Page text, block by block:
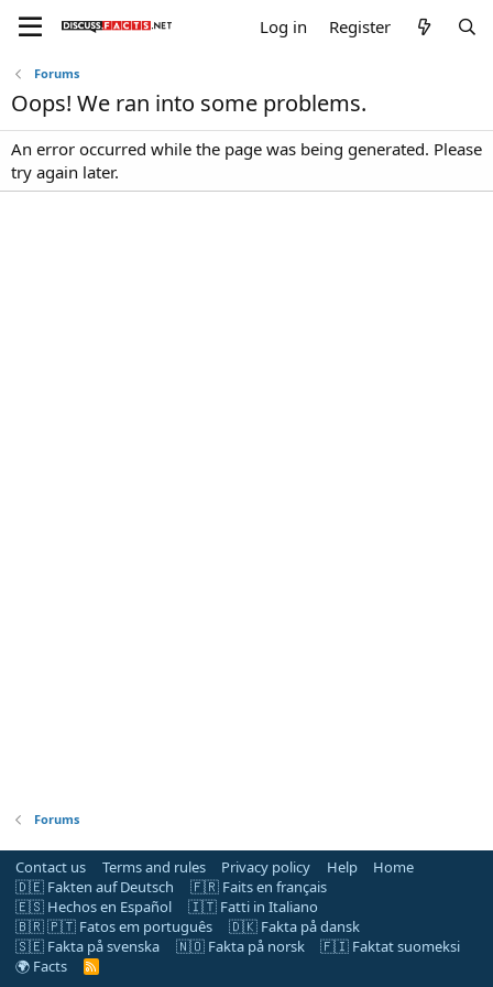
Log in Register
Forums
Oops! We ran into some problems.
An error occurred while the page was being generated. Please
try again later.
Forums
Contact us Terms and rules Privacy policy Help
Home
🇩🇪 Fakten auf Deutsch
🇫🇷 Faits en français
🇪🇸 Hechos en Español
🇮🇹 Fatti in Italiano
🇧🇷 🇵🇹 Fatos em português
🇩🇰 Fakta på dansk
🇸🇪 Fakta på svenska
🇳🇴 Fakta på norsk
🇫🇮 Faktat suomeksi
🌍 Facts
R